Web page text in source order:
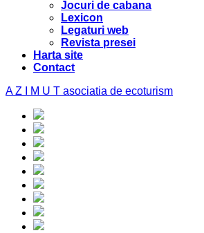
Jocuri de cabana
Lexicon
Legaturi web
Revista presei
Harta site
Contact
A Z I M U T asociatia de ecoturism